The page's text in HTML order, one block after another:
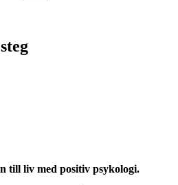
till liv med positiv psykologi.